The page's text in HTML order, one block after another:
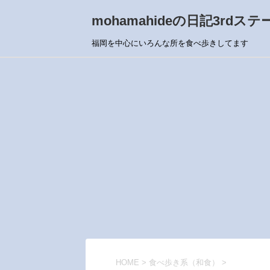
mohamahideの日記3rdステ
福岡を中心にいろんな所を食べ歩きしてます
HOME > 食べ歩き系（和食） >